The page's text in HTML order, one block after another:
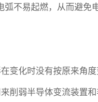
弧不易起燃，从而避免
变化时没有按原来角度
削弱半导体变流装置